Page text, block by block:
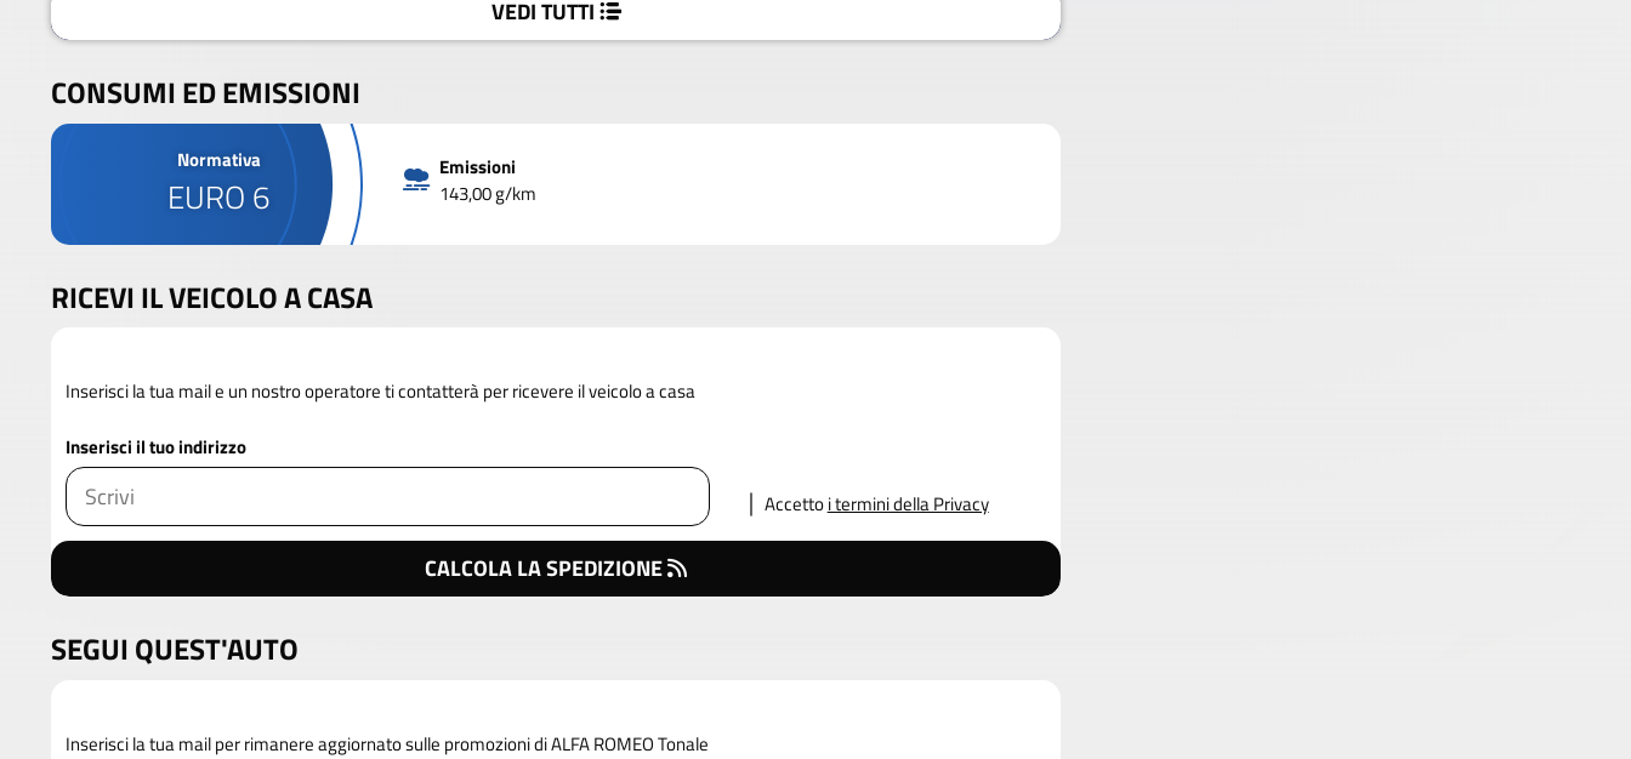
VEDI TUTTI
CONSUMI ED EMISSIONI
Normativa
EURO 6
Emissioni
143,00 g/km
RICEVI IL VEICOLO A CASA
Inserisci la tua mail e un nostro operatore ti contatterà per ricevere il veicolo a casa
Inserisci il tuo indirizzo
Accettoi termini della Privacy
CALCOLA LA SPEDIZIONE
SEGUI QUEST'AUTO
Inserisci la tua mail per rimanere aggiornato sulle promozioni di ALFA ROMEO Tonale